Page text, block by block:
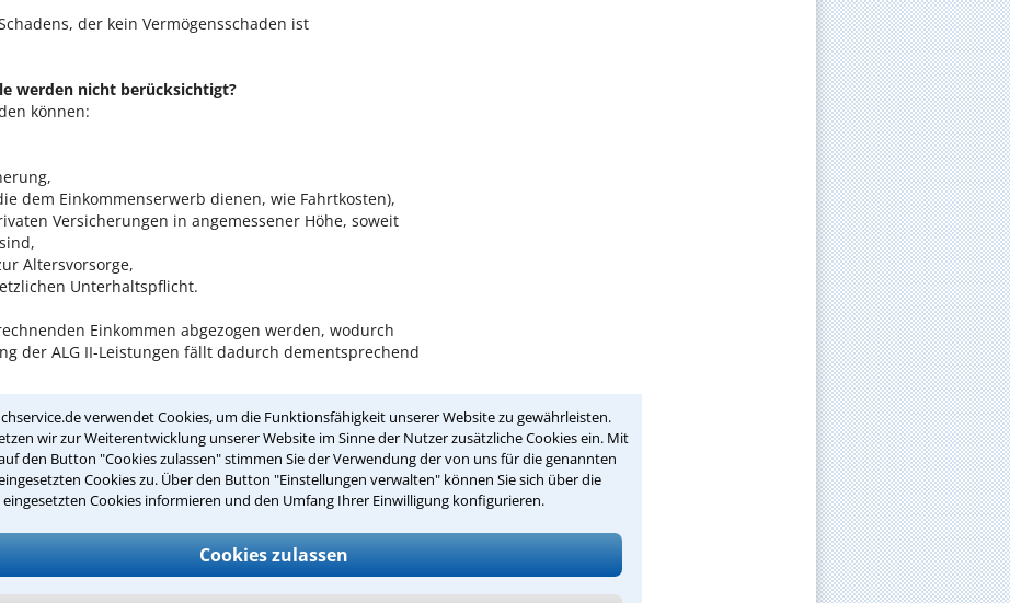
verwendet Cookies, um die Funktionsfähigkeit unserer Website zu gewährleisten.
wir zur Weiterentwicklung unserer Website im Sinne der Nutzer zusätzliche Cookies ein. Mit
den Button "Cookies zulassen" stimmen Sie der Verwendung der von uns für die genannten
Cookies zu. Über den Button "Einstellungen verwalten" können Sie sich über die
eingesetzten Cookies informieren und den Umfang Ihrer Einwilligung konfigurieren.
Cookies zulassen
der kein Vermögensschaden ist
werden nicht berücksichtigt?
können:
dem Einkommenserwerb dienen, wie Fahrtkosten),
Versicherungen in angemessener Höhe, soweit
Altersvorsorge,
Unterhaltspflicht.
Einkommen abgezogen werden, wodurch
der ALG II-Leistungen fällt dadurch dementsprechend
Erwerbstätigkeit aus, werden ihm statt
und Werbungskosten pauschal 100 Euro im
abgezogen. Liegt sein Einkommen über 400 Euro,
für diese Punkte höhere Ausgaben hat.
oder selbstständigen Erwerbstätigkeit gibt
die Leistungsempfängern nicht angerechnet werden.